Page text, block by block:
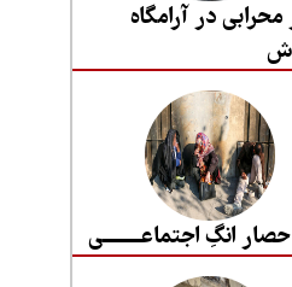
محرابی در آرامگاه
انگِ اجتماعــــــــی